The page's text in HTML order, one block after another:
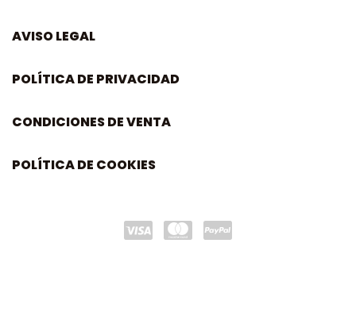
AVISO LEGAL
POLÍTICA DE PRIVACIDAD
CONDICIONES DE VENTA
POLÍTICA DE COOKIES